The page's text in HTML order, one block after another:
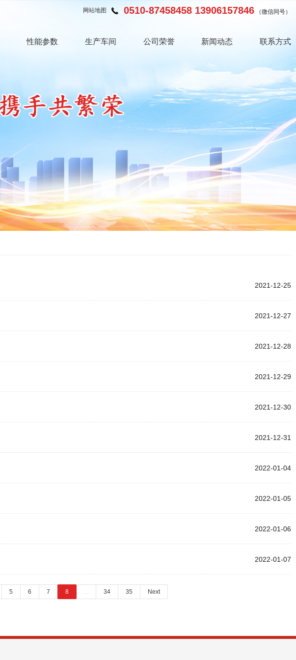
网站地图 0510-87458458 13906157846 （微信同号）
性能参数 生产车间 公司荣誉 新闻动态 联系方式
2021-12-25
2021-12-27
2021-12-28
2021-12-29
2021-12-30
2021-12-31
2022-01-04
2022-01-05
2022-01-06
2022-01-07
5 6 7 8 ... 34 35 Next